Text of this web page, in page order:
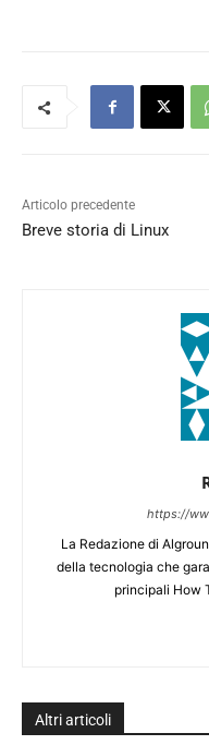
Articolo precedente
Breve storia di Linux
https://
La Redazione di
della tecnologia che
principali How
Altri articoli